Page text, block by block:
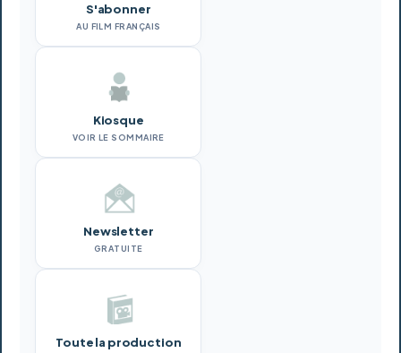
S'abonner
AU FILM FRANÇAIS
Kiosque
VOIR LE SOMMAIRE
Newsletter
GRATUITE
Toute la production